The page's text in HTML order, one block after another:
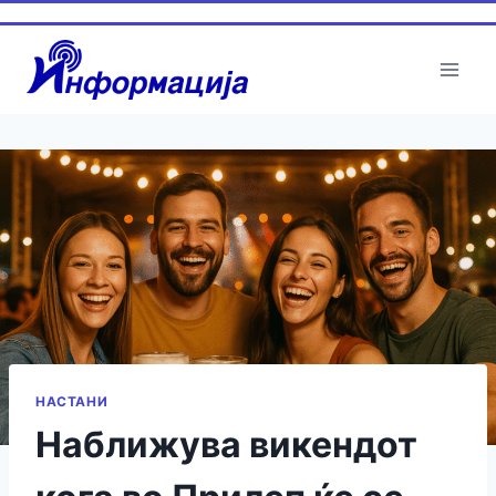
content
НАСТАНИ
Наближува викендот